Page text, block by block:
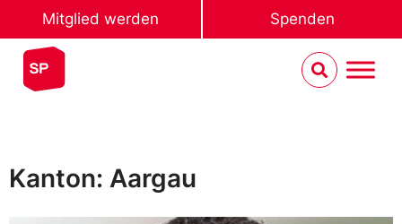
Mitglied werden Spenden
Kanton: Aargau